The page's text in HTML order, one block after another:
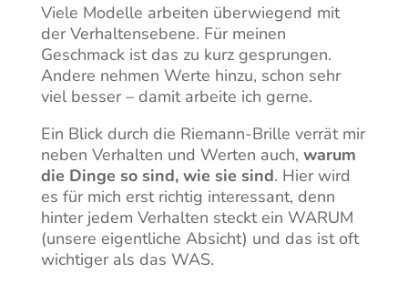
Viele Modelle arbeiten überwiegend mit
der Verhaltensebene. Für meinen
Geschmack ist das zu kurz gesprungen.
Andere nehmen Werte hinzu, schon sehr
viel besser – damit arbeite ich gerne.
Ein Blick durch die Riemann-Brille verrät mir
neben Verhalten und Werten auch, warum
die Dinge so sind, wie sie sind. Hier wird
es für mich erst richtig interessant, denn
hinter jedem Verhalten steckt ein WARUM
(unsere eigentliche Absicht) und das ist oft
wichtiger als das WAS.